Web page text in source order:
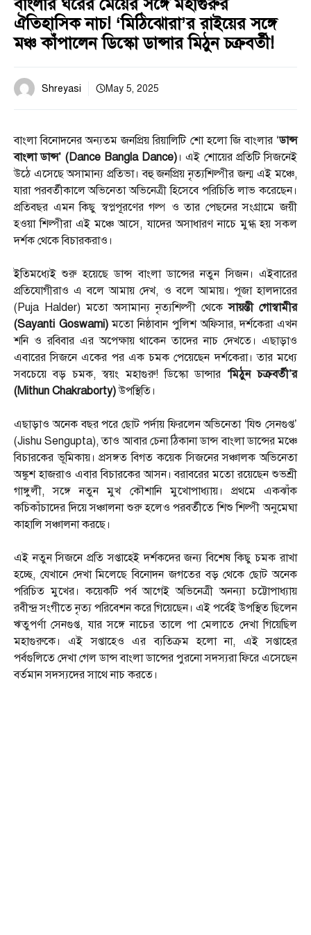
বাংলার ঘরের মেয়ের সঙ্গে মহাগুরুর
ঐতিহাসিক নাচ! ‘মিঠিঝোরা’র রাইয়ের সঙ্গে
মঞ্চ কাঁপালেন ডিস্কো ডান্সার মিঠুন চক্রবর্তী!
Shreyasi May 5, 2025
বাংলা বিনোদনের অন্যতম জনপ্রিয় রিয়ালিটি শো হলো জি বাংলার ‘ডান্স
বাংলা ডান্স’ (Dance Bangla Dance) । এই শোয়ের প্রতিটি সিজনেই
উঠে এসেছে অসামান্য প্রতিভা। বহু জনপ্রিয় নৃত্যশিল্পীর জন্ম এই মঞ্চে,
যারা পরবর্তীকালে অভিনেতা অভিনেত্রী হিসেবে পরিচিতি লাভ করেছেন।
প্রতিবছর এমন কিছু স্বপ্নপূরণের গল্প ও তার পেছনের সংগ্রামে জয়ী
হওয়া শিল্পীরা এই মঞ্চে আসে, যাদের অসাধারণ নাচে মুগ্ধ হয় সকল
দর্শক থেকে বিচারকরাও।
ইতিমধ্যেই শুরু হয়েছে ডান্স বাংলা ডান্সের নতুন সিজন। এইবারের
প্রতিযোগীরাও এ বলে আমায় দেখ, ও বলে আমায়। পূজা হালদারের
(Puja Halder) মতো অসামান্য নৃত্যশিল্পী থেকেসায়ন্তী গোস্বামীর
(Sayanti Goswami)মতো নিষ্ঠাবান পুলিশ অফিসার, দর্শকেরা এখন
শনি ও রবিবার এর অপেক্ষায় থাকেন তাদের নাচ দেখতে। এছাড়াও
এবারের সিজনে একের পর এক চমক পেয়েছেন দর্শকেরা। তার মধ্যে
সবচেয়ে বড় চমক, স্বয়ং মহাগুরু! ডিস্কো ডান্সার‘মিঠুন চক্রবর্তী’র
(Mithun Chakraborty)উপস্থিতি।
এছাড়াও অনেক বছর পরে ছোট পর্দায় ফিরলেন অভিনেতা ‘যিশু সেনগুপ্ত’
(Jishu Sengupta), তাও আবার চেনা ঠিকানা ডান্স বাংলা ডান্সের মঞ্চে
বিচারকের ভূমিকায়। প্রসঙ্গত বিগত কয়েক সিজনের সঞ্চালক অভিনেতা
অঙ্কুশ হাজরাও এবার বিচারকের আসন। বরাবরের মতো রয়েছেন শুভশ্রী
গাঙ্গুলী, সঙ্গে নতুন মুখ কৌশানি মুখোপাধ্যায়। প্রথমে একঝাঁক
কচিকাঁচাদের দিয়ে সঞ্চালনা শুরু হলেও পরবর্তীতে শিশু শিল্পী অনুমেঘা
কাহালি সঞ্চালনা করছে।
এই নতুন সিজনে প্রতি সপ্তাহেই দর্শকদের জন্য বিশেষ কিছু চমক রাখা
হচ্ছে, যেখানে দেখা মিলেছে বিনোদন জগতের বড় থেকে ছোট অনেক
পরিচিত মুখের। কয়েকটি পর্ব আগেই অভিনেত্রী অনন্যা চট্টোপাধ্যায়
রবীন্দ্র সংগীতে নৃত্য পরিবেশন করে গিয়েছেন। এই পর্বেই উপস্থিত ছিলেন
ঋতুপর্ণা সেনগুপ্ত, যার সঙ্গে নাচের তালে পা মেলাতে দেখা গিয়েছিল
মহাগুরুকে। এই সপ্তাহেও এর ব্যতিক্রম হলো না, এই সপ্তাহের
পর্বগুলিতে দেখা গেল ডান্স বাংলা ডান্সের পুরনো সদস্যরা ফিরে এসেছেন
বর্তমান সদস্যদের সাথে নাচ করতে।